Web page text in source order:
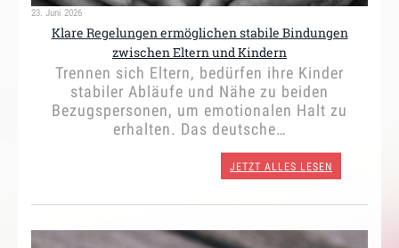
23. Juni 2026
Klare Regelungen ermöglichen stabile Bindungen
zwischen Eltern und Kindern
Trennen sich Eltern, bedürfen ihre Kinder
stabiler Abläufe und Nähe zu beiden
Bezugspersonen, um emotionalen Halt zu
erhalten. Das deutsche…
JETZT ALLES LESEN